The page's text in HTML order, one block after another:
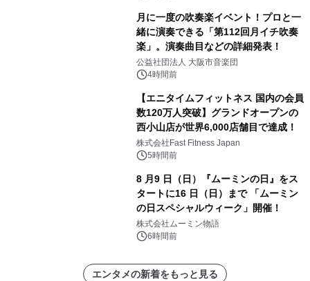
月に一度の吹奏楽イベント！プロと一
緒に演奏できる「第112回月イチ吹奏
楽」。演奏曲目などの詳細発表！
公益社団法人 大阪市音楽団
4時間前
【エニタイムフィットネス 国内の会員
数120万人突破】グランドオープンの
西小山店が世界6,000店舗目で達成！
株式会社Fast Fitness Japan
5時間前
8 月9 日（日）『ムーミンの日』をス
タートに16 日（日）まで 「ムーミン
の日スペシャルウィーク」開催！
株式会社ムーミン物語
6時間前
エンタメの新着をもっと見る